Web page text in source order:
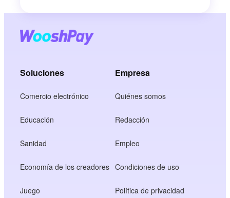
Soluciones
Comercio electrónico
Educación
Sanidad
Economía de los creadores
Juego
Empresa
Quiénes somos
Redacción
Empleo
Condiciones de uso
Política de privacidad